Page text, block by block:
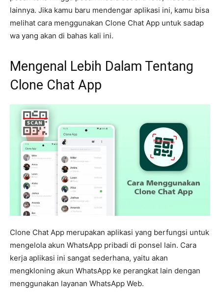
lainnya. Jika kamu baru mendengar aplikasi ini, kamu bisa
melihat cara menggunakan Clone Chat App untuk sadap
wa yang akan di bahas kali ini.
Mengenal Lebih Dalam Tentang
Clone Chat App
Clone Chat App merupakan aplikasi yang berfungsi untuk
mengelola akun WhatsApp pribadi di ponsel lain. Cara
kerja aplikasi ini sangat sederhana, yaitu akan
mengkloning akun WhatsApp ke perangkat lain dengan
menggunakan layanan WhatsApp Web.